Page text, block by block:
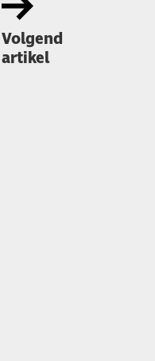
Volgend
artikel